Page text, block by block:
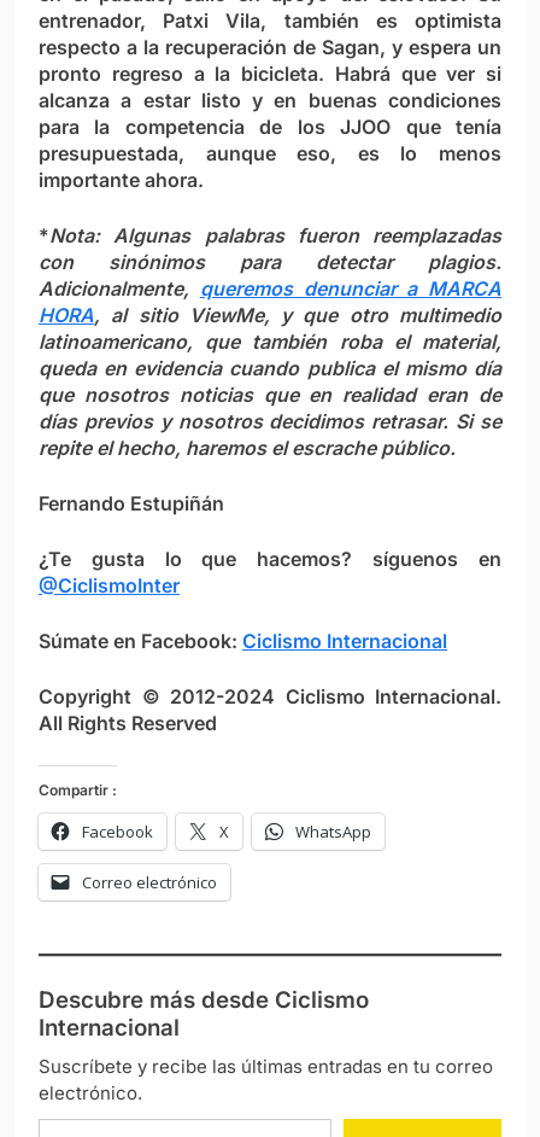
entrenador, Patxi Vila, también es optimista
respecto a la recuperación de Sagan, y espera un
pronto regreso a la bicicleta. Habrá que ver si
alcanza a estar listo y en buenas condiciones
para la competencia de los JJOO que tenía
presupuestada, aunque eso, es lo menos
importante ahora.
*Nota: Algunas palabras fueron reemplazadas
con sinónimos para detectar plagios.
Adicionalmente, queremos denunciar a MARCA
HORA, al sitio ViewMe, y que otro multimedio
latinoamericano, que también roba el material,
queda en evidencia cuando publica el mismo día
que nosotros noticias que en realidad eran de
días previos y nosotros decidimos retrasar. Si se
repite el hecho, haremos el escrache público.
Fernando Estupiñán
¿Te gusta lo que hacemos? síguenos en
@CiclismoInter
Súmate en Facebook: Ciclismo Internacional
Copyright © 2012-2024 Ciclismo Internacional.
All Rights Reserved
Compartir :
Facebook X WhatsApp
Correo electrónico
Descubre más desde Ciclismo
Internacional
Suscríbete y recibe las últimas entradas en tu correo
electrónico.
Escribe tu correo electrónico…